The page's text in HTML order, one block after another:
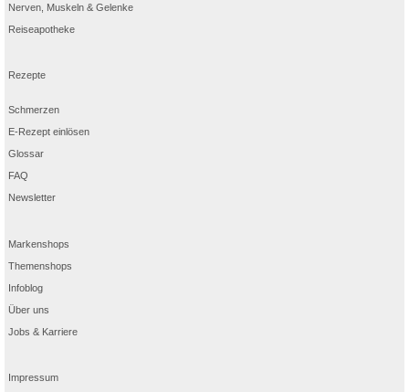
Nerven, Muskeln & Gelenke
Reiseapotheke
Rezepte
Schmerzen
E-Rezept einlösen
Glossar
FAQ
Newsletter
Markenshops
Themenshops
Infoblog
Über uns
Jobs & Karriere
Impressum